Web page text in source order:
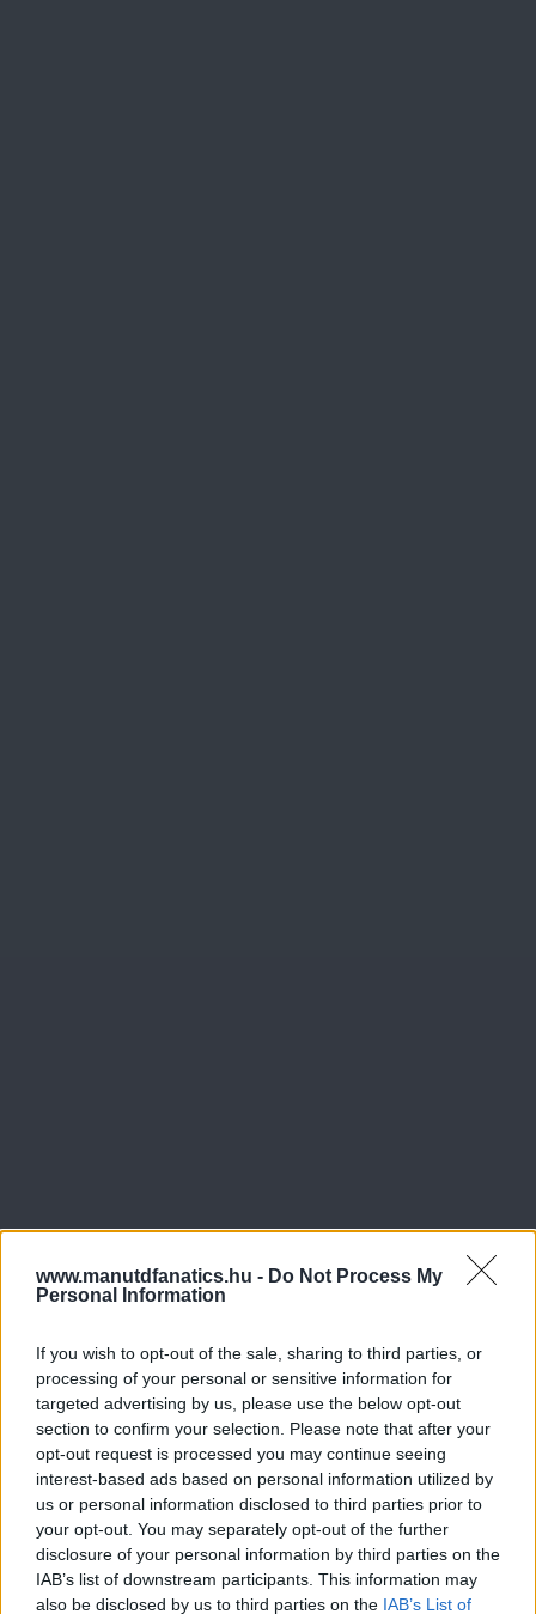
www.manutdfanatics.hu - Do Not Process My
Personal Information
If you wish to opt-out of the sale, sharing to third parties, or
processing of your personal or sensitive information for
targeted advertising by us, please use the below opt-out
section to confirm your selection. Please note that after your
opt-out request is processed you may continue seeing
interest-based ads based on personal information utilized by
us or personal information disclosed to third parties prior to
your opt-out. You may separately opt-out of the further
disclosure of your personal information by third parties on the
IAB’s list of downstream participants. This information may
also be disclosed by us to third parties on the IAB’s List of